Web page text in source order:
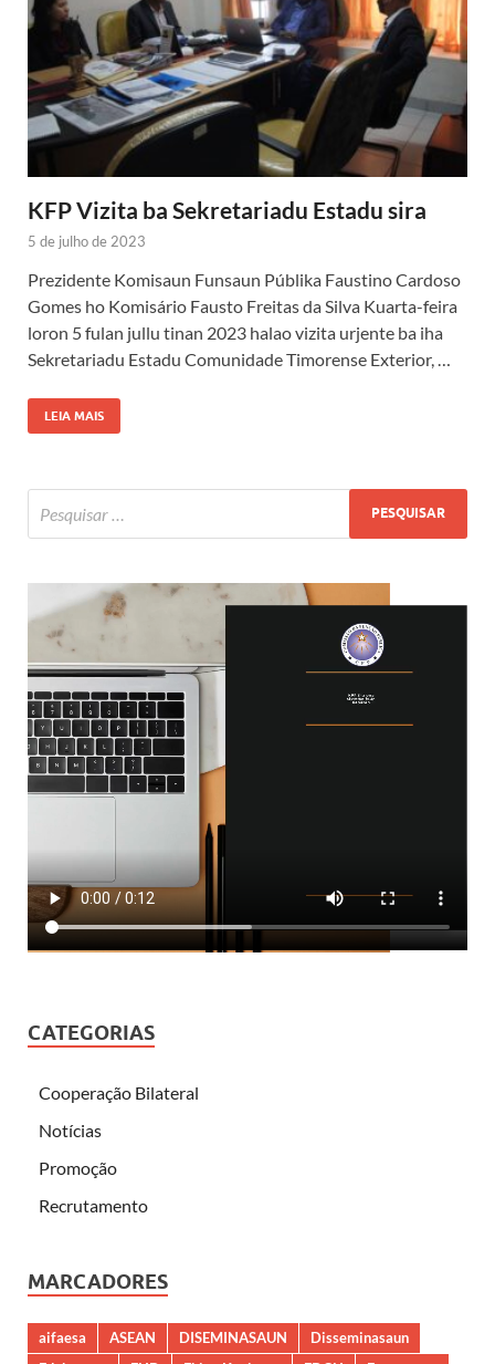
KFP Vizita ba Sekretariadu Estadu sira
5 de julho de 2023
Prezidente Komisaun Funsaun Públika Faustino Cardoso
Gomes ho Komisário Fausto Freitas da Silva Kuarta-feira
loron 5 fulan jullu tinan 2023 halao vizita urjente ba iha
Sekretariadu Estadu Comunidade Timorense Exterior, …
LEIA MAIS
CATEGORIAS
Cooperação Bilateral
Notícias
Promoção
Recrutamento
MARCADORES
aifaesa ASEAN DISEMINASAUN
Disseminasaun